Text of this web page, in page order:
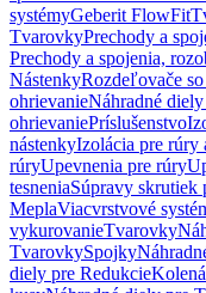
systémyGeberit FlowFit
TvarovkyPrechody a
Prechody a spojenia,
NástenkyRozdeľovače
ohrievanieNáhradné
ohrievaniePríslušenstvo
nástenkyIzolácia pre rúry
rúryUpevnenia pre rúry
tesneniaSúpravy skrutiek
MeplaViacvrstvové
vykurovanieTvarovky
TvarovkySpojky
diely pre RedukcieKolená